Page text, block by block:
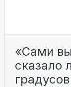
«Сaми
сказало